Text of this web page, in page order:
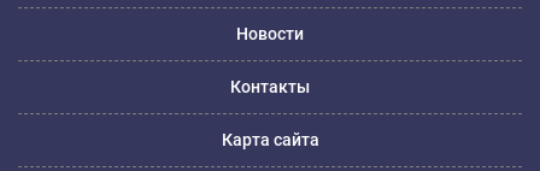
Новости
Контакты
Карта сайта